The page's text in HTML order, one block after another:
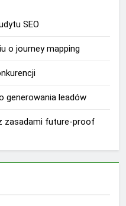
SEO
o journey mapping
generowania leadów
zasadami future-proof